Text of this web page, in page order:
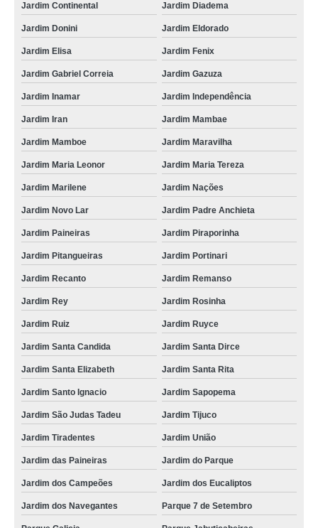
Jardim Continental Jardim Diadema
Jardim Donini Jardim Eldorado
Jardim Elisa Jardim Fenix
Jardim Gabriel Correia Jardim Gazuza
Jardim Inamar Jardim Independência
Jardim Iran Jardim Mambae
Jardim Mamboe Jardim Maravilha
Jardim Maria Leonor Jardim Maria Tereza
Jardim Marilene Jardim Nações
Jardim Novo Lar Jardim Padre Anchieta
Jardim Paineiras Jardim Piraporinha
Jardim Pitangueiras Jardim Portinari
Jardim Recanto Jardim Remanso
Jardim Rey Jardim Rosinha
Jardim Ruiz Jardim Ruyce
Jardim Santa Candida Jardim Santa Dirce
Jardim Santa Elizabeth Jardim Santa Rita
Jardim Santo Ignacio Jardim Sapopema
Jardim São Judas Tadeu Jardim Tijuco
Jardim Tiradentes Jardim União
Jardim das Paineiras Jardim do Parque
Jardim dos Campeões Jardim dos Eucaliptos
Jardim dos Navegantes Parque 7 de Setembro